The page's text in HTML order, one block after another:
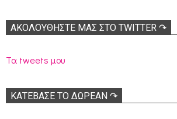
ΑΚΟΛΟΥΘΉΣΤΕ ΜΑΣ ΣΤΟ TWITTER ↷
Τα tweets μου
ΚΑΤΕΒΑΣΕ ΤΟ ΔΩΡΕΑΝ ↷